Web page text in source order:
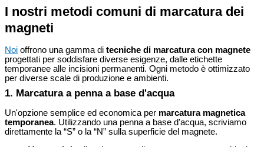
I nostri metodi comuni di marcatura dei
magneti
Noi offrono una gamma di tecniche di marcatura con magnete
progettati per soddisfare diverse esigenze, dalle etichette
temporanee alle incisioni permanenti. Ogni metodo è ottimizzato
per diverse scale di produzione e ambienti.
1. Marcatura a penna a base d'acqua
Un'opzione semplice ed economica per marcatura magnetica
temporanea. Utilizzando una penna a base d'acqua, scriviamo
direttamente la “S” o la “N” sulla superficie del magnete.